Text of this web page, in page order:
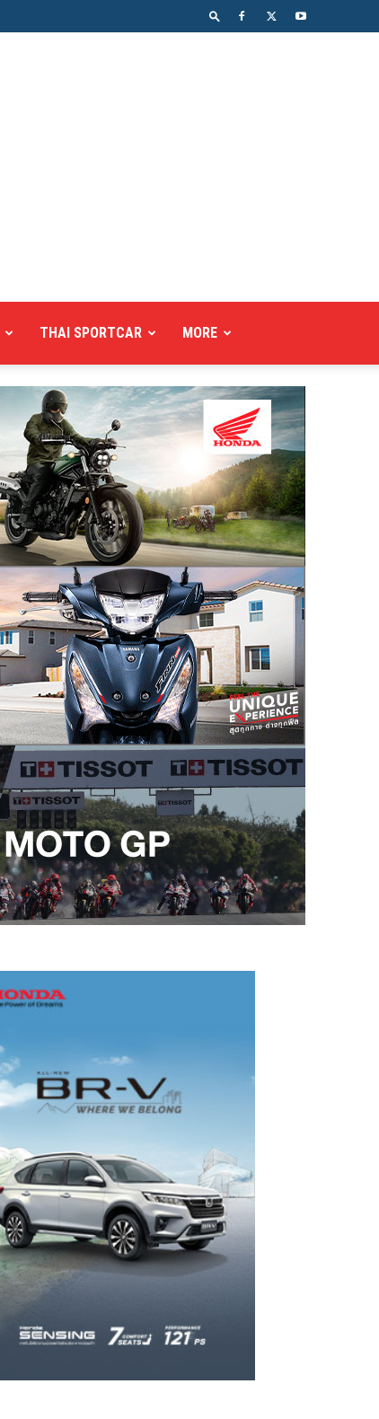
THAI SPORTCAR MORE